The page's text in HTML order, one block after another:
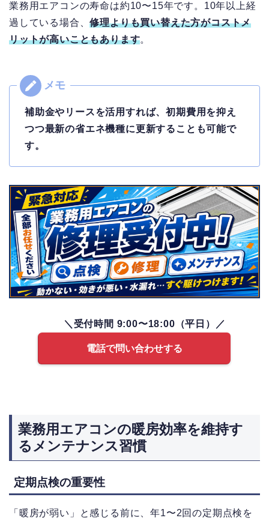
業務用エアコンの寿命は約10〜15年です。 10年以上経
過している場合、修理よりも買い替えた方がコストメ
リットが高いこともあります。
補助金やリースを活用すれば、初期費用を抑え
つつ最新の省エネ機種に更新することも可能で
す。
＼受付時間 9:00〜18:00（平日）／
電話で問い合わせする
業務用エアコンの暖房効率を維持す
るメンテナンス習慣
定期点検の重要性
「暖房が弱い」と感じる前に、年1〜2回の定期点検を